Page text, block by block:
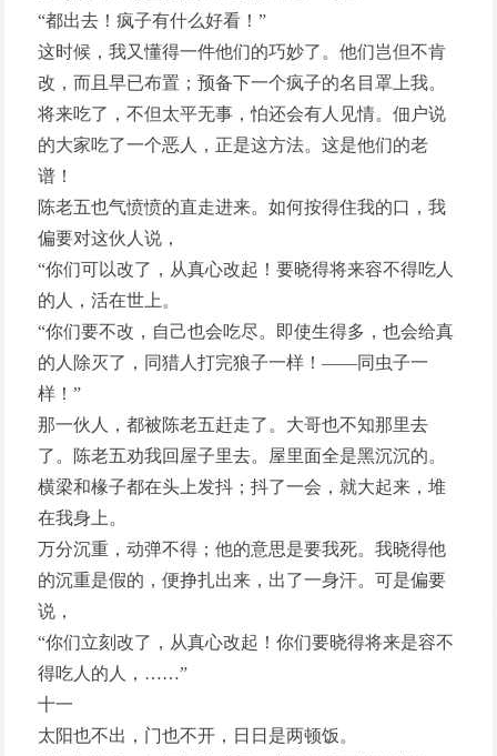
“都出去！疯子有什么好看！”
这时候，我又懂得一件他们的巧妙了。他们岂但不肯
改，而且早已布置；预备下一个疯子的名目罩上我。
将来吃了，不但太平无事，怕还会有人见情。佃户说
的大家吃了一个恶人，正是这方法。这是他们的老
谱！
陈老五也气愤愤的直走进来。如何按得住我的口，我
偏要对这伙人说，
“你们可以改了，从真心改起！要晓得将来容不得吃人
的人，活在世上。
“你们要不改，自己也会吃尽。即使生得多，也会给真
的人除灭了，同猎人打完狼子一样！——同虫子一
样！”
那一伙人，都被陈老五赶走了。大哥也不知那里去
了。陈老五劝我回屋子里去。屋里面全是黑沉沉的。
横梁和椽子都在头上发抖；抖了一会，就大起来，堆
在我身上。
万分沉重，动弹不得；他的意思是要我死。我晓得他
的沉重是假的，便挣扎出来，出了一身汗。可是偏要
说，
“你们立刻改了，从真心改起！你们要晓得将来是容不
得吃人的人，……”
十一
太阳也不出，门也不开，日日是两顿饭。